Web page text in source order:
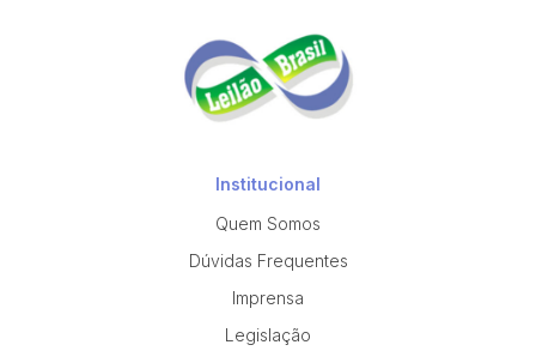
Institucional
Quem Somos
Dúvidas Frequentes
Imprensa
Legislação